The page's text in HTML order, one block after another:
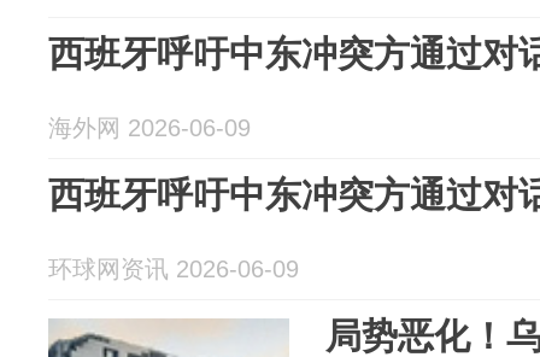
西班牙呼吁中东冲突方通过对
海外网 2026-06-09
西班牙呼吁中东冲突方通过对
环球网资讯 2026-06-09
局势恶化！